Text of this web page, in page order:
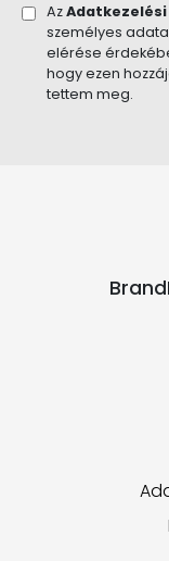
Az
személyes
elérése
hogy ezen
tettem meg.